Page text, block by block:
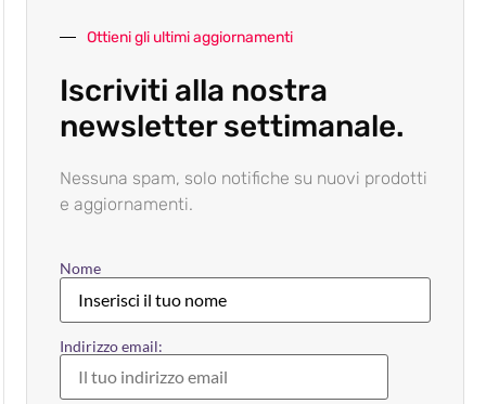
Ottieni gli ultimi aggiornamenti
Iscriviti alla nostra
newsletter settimanale.
Nessuna spam, solo notifiche su nuovi prodotti
e aggiornamenti.
Nome
Indirizzo email: